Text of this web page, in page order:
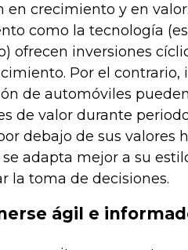
en crecimiento y en
como la tecnología
ofrecen inversiones
Por el
de automóviles
de valor durante
debajo de sus valores
adapta mejor a su
la toma de decisiones.
ágil e